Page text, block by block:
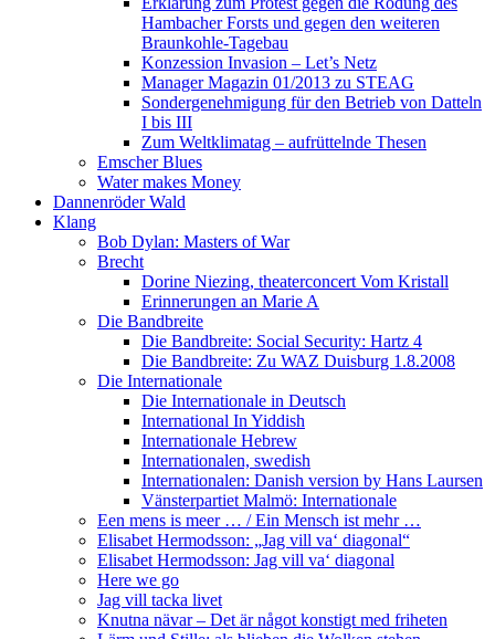
Hambacher Forsts und gegen den weiteren
Braunkohle-Tagebau
Konzession Invasion – Let’s Netz
Manager Magazin 01/2013 zu STEAG
Sondergenehmigung für den Betrieb von Datteln
I bis III
Zum Weltklimatag – aufrüttelnde Thesen
Emscher Blues
Water makes Money
Dannenröder Wald
Klang
Bob Dylan: Masters of War
Brecht
Dorine Niezing, theaterconcert Vom Kristall
Erinnerungen an Marie A
Die Bandbreite
Die Bandbreite: Social Security: Hartz 4
Die Bandbreite: Zu WAZ Duisburg 1.8.2008
Die Internationale
Die Internationale in Deutsch
International In Yiddish
Internationale Hebrew
Internationalen, swedish
Internationalen: Danish version by Hans Laursen
Vänsterpartiet Malmö: Internationale
Een mens is meer … / Ein Mensch ist mehr …
Elisabet Hermodsson: „Jag vill va‘ diagonal“
Elisabet Hermodsson: Jag vill va‘ diagonal
Here we go
Jag vill tacka livet
Knutna nävar – Det är något konstigt med friheten